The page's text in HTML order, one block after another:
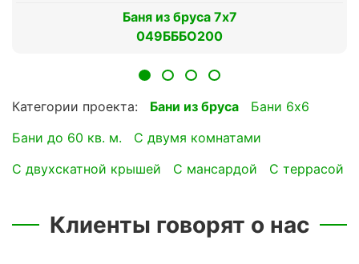
Баня из бруса 7х7
049БББО200
Категории проекта: Бани из бруса
Бани 6х6
Бани до 60 кв. м.
с двумя комнатами
с двухскатной крышей
с мансардой с террасой
Клиенты говорят о нас